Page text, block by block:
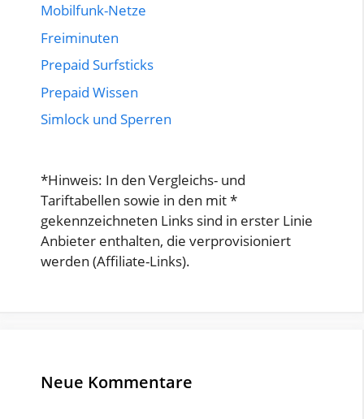
Mobilfunk-Netze
Freiminuten
Prepaid Surfsticks
Prepaid Wissen
Simlock und Sperren
*Hinweis: In den Vergleichs- und
Tariftabellen sowie in den mit *
gekennzeichneten Links sind in erster Linie
Anbieter enthalten, die verprovisioniert
werden (Affiliate-Links).
Neue Kommentare